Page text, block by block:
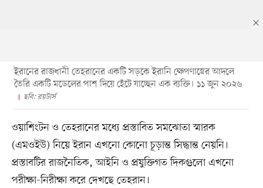
ইরানের রাজধানী তেহরানের একটি সড়কে ইরানি ক্ষেপণাস্ত্রের আদলে
তৈরি একটি মডেলের পাশ দিয়ে হেঁটে যাচ্ছেন এক ব্যক্তি। ১১ জুন ২০২৬
ছবি: রয়টার্স
ওয়াশিংটন ও তেহরানের মধ্যে প্রস্তাবিত সমঝোতা স্মারক
(এমওইউ) নিয়ে ইরান এখনো কোনো চূড়ান্ত সিদ্ধান্ত নেয়নি।
প্রস্তাবটির রাজনৈতিক, আইনি ও প্রযুক্তিগত দিকগুলো এখনো
পরীক্ষা-নিরীক্ষা করে দেখছে তেহরান।